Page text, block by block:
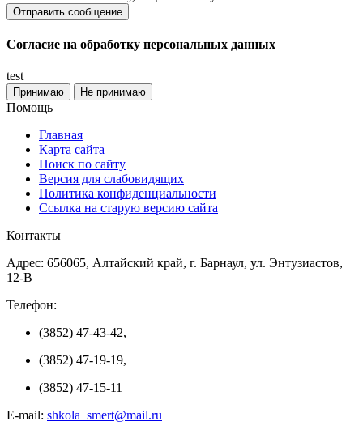
Согласие на обработку персональных данных
test
Принимаю Не принимаю
Помощь
Главная
Карта сайта
Поиск по сайту
Версия для слабовидящих
Политика конфиденциальности
Ссылка на старую версию сайта
Контакты
Адрес: 656065, Алтайский край, г. Барнаул, ул. Энтузиастов,
12-В
Телефон:
(3852) 47-43-42,
(3852) 47-19-19,
(3852) 47-15-11
E-mail: shkola_smert@mail.ru